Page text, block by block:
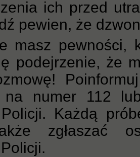
ich przed
pewien, że
masz pewności,
podejrzenie, że
na numer 112
Każdą
zgłaszać